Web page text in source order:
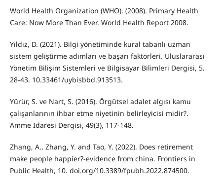
World Health Organization (WHO). (2008). Primary Health
Care: Now More Than Ever. World Health Report 2008.
Yıldız, D. (2021). Bilgi yönetiminde kural tabanlı uzman
sistem geliştirme adımları ve başarı faktörleri. Uluslararası
Yönetim Bilişim Sistemleri ve Bilgisayar Bilimleri Dergisi, 5.
28-43. 10.33461/uybisbbd.913513.
Yürür, S. ve Nart, S. (2016). Örgütsel adalet algısı kamu
çalışanlarının ihbar etme niyetinin belirleyicisi midir?.
Amme Idaresi Dergisi, 49(3), 117-148.
Zhang, A., Zhang, Y. and Tao, Y. (2022). Does retirement
make people happier?-evidence from china. Frontiers in
Public Health, 10. doi.org/10.3389/fpubh.2022.874500.